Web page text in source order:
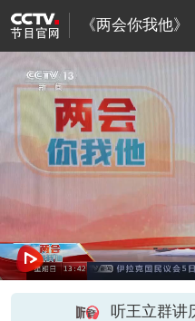
《两会你我他》
听王立群讲